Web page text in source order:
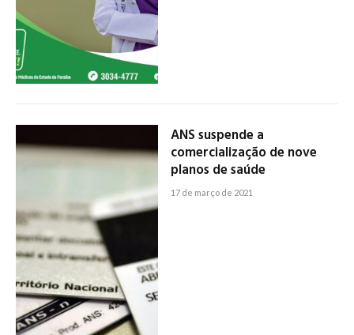
ANS suspende a
comercialização de nove
planos de saúde
17 de março de 2021